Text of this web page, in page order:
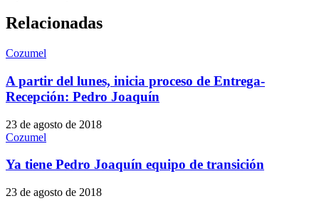
Relacionadas
Cozumel
A partir del lunes, inicia proceso de Entrega-
Recepción: Pedro Joaquín
23 de agosto de 2018
Cozumel
Ya tiene Pedro Joaquín equipo de transición
23 de agosto de 2018